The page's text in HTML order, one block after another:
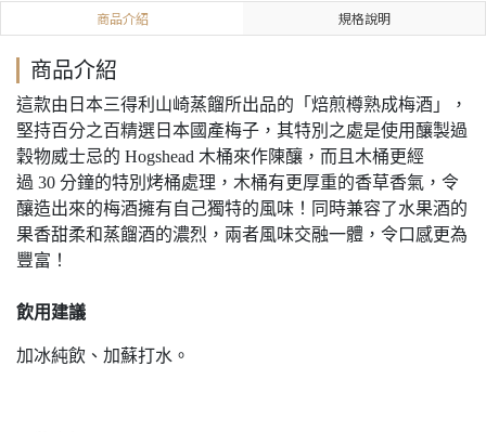
商品介紹 規格說明
商品介紹
這款由日本三得利山崎蒸餾所出品的「焙煎樽熟成梅酒」，
堅持百分之百精選日本國產梅子，其特別之處是使用釀製過
穀物威士忌的 Hogshead 木桶來作陳釀，而且木桶更經
過 30 分鐘的特別烤桶處理，木桶有更厚重的香草香氣，令
釀造出來的梅酒擁有自己獨特的風味！同時兼容了水果酒的
果香甜柔和蒸餾酒的濃烈，兩者風味交融一體，令口感更為
豐富！
飲用建議
加冰純飲、加蘇打水。